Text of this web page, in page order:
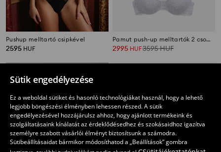
Sütik engedélyezése
Ez a weboldal sütiket és hasonló technológiákat használ, hogy a lehető
legjobb böngészési élményben lehessen részed. A sütik
engedélyezésével hozzájárulsz ahhoz, hogy ajánlott termékeink és
szolgáltatásaink kínálatát az érdeklődésedhez és szokásaidhoz igazítva
személyre szabott vásárlói élményt biztosítsunk a számodra.
Sütibeállításaidat bármikor módosíthatod a „Beállítások” gombra
Pushup melltartó csipkével
2595 HUF
Pamut push-up melltartók 2 csomag
2995 HUF3595HUF